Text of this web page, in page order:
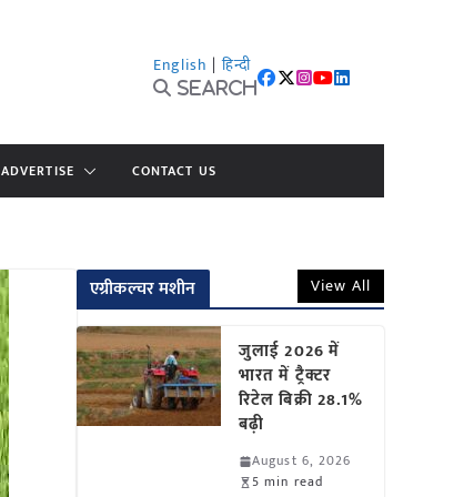
English | हिन्दी
Search
ADVERTISE CONTACT US
एग्रीकल्चर मशीन View All
जुलाई 2026 में
भारत में ट्रैक्टर
रिटेल बिक्री 28.1%
बढ़ी
August 6, 2026
5 min read